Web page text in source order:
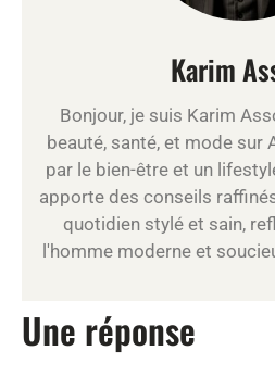
Karim
Bonjour, je suis Karim
beauté, santé, et mode sur
par le bien-être et un
apporte des conseils
quotidien stylé et sain,
l'homme moderne et
Une réponse